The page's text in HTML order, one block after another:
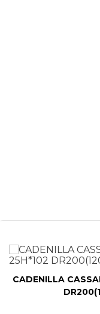
CADENILLA